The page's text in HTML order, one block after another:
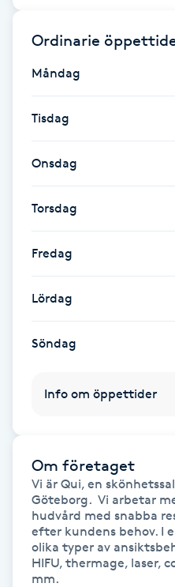
Nagelklippning
Nagelsvamp
Nageltrång
Nagelvård
Naglar borttagning
Naglar reparation
Naprapati
Ny frisyr
Olaplex
Olaplexbehandling
Ordinarie
Måndag
Tisdag
Onsdag
Torsdag
Fredag
Lördag
Söndag
Info om öppettider
Om företaget
Vi är Qui, en
Göteborg.  Vi arbetar
hudvård med snabba
efter kundens behov. I
olika typer av
HIFU, thermage, laser,
mm.